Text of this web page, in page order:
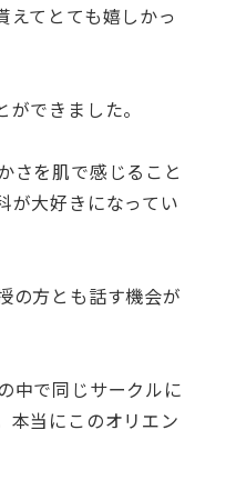
えてとても嬉しかっ
できました。
さを肌で感じること
が大好きになってい
の方とも話す機会が
中で同じサークルに
本当にこのオリエン